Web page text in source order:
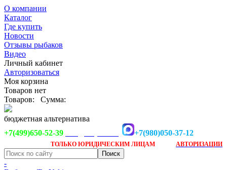
О компании
Каталог
Где купить
Новости
Отзывы рыбаков
Видео
Личный кабинет
Авторизоваться
Моя корзина
Товаров нет
Товаров:
Сумма:
бюджетная альтернатива
+7(499)650-52-39
+7(980)050-37-12
ТОЛЬКО ЮРИДИЧЕСКИМ ЛИЦАМ АВТОРИЗАЦИИ
-